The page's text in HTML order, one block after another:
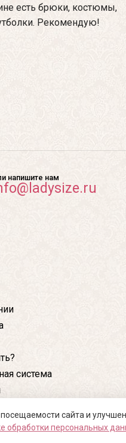
есть брюки, костюмы,
Рекомендую!
напишите нам
система
сайта и
обработки персональных